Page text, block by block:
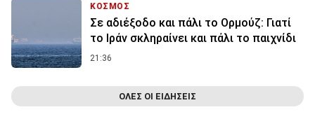
ΚΟΣΜΟΣ
Σε αδιέξοδο και πάλι το Ορμούζ: Γιατί
το Ιράν σκληραίνει και πάλι το παιχνίδι
21:36
ΟΛΕΣ ΟΙ ΕΙΔΗΣΕΙΣ